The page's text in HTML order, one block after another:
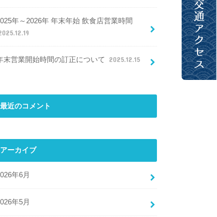
年～2026年 年末年始 飲食店営業時間
末営業開始時間の訂正について 2025.12.15
最近のコメント
アーカイブ
年6月
年5月